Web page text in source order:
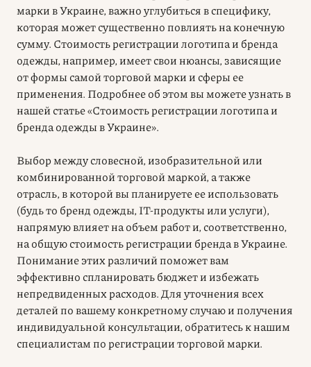
марки в Украине, важно углубиться в специфику,
которая может существенно повлиять на конечную
сумму. Стоимость регистрации логотипа и бренда
одежды, например, имеет свои нюансы, зависящие
от формы самой торговой марки и сферы ее
применения. Подробнее об этом вы можете узнать в
нашей статье «Стоимость регистрации логотипа и
бренда одежды в Украине».
Выбор между словесной, изобразительной или
комбинированной торговой маркой, а также
отрасль, в которой вы планируете ее использовать
(будь то бренд одежды, IT-продукты или услуги),
напрямую влияет на объем работ и, соответственно,
на общую стоимость регистрации бренда в Украине.
Понимание этих различий поможет вам
эффективно спланировать бюджет и избежать
непредвиденных расходов. Для уточнения всех
деталей по вашему конкретному случаю и получения
индивидуальной консультации, обратитесь к нашим
специалистам по регистрации торговой марки.